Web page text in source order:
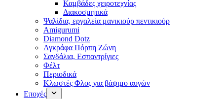
Καμβάδες χειροτεχνίας
Διακοσμητικά
Ψαλίδια, εργαλεία μανικιούρ πεντικιούρ
Amigurumi
Diamond Dotz
Αγκράφα Πόρπη Ζώνη
Σανδάλια, Εσπαντρίγιες
Φέλτ
Περιοδικά
Κλωστές Φλος για βάψιμο αυγών
Εποχές